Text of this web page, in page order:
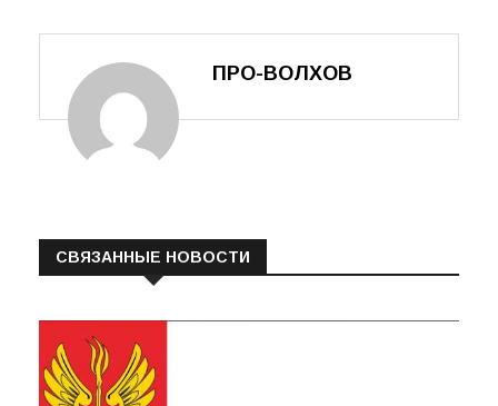
ПРО-ВОЛХОВ
СВЯЗАННЫЕ НОВОСТИ